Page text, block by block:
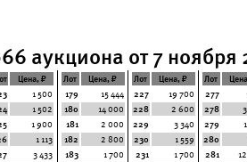
аукциона от 7 ноября
Цена, ₽
1 500
1 502
1 900
1 113
3 433
Лот
Цена, ₽
179
15 444
180
14 000
181
2 000
182
2 800
183
1 700
Лот
Цена, ₽
227
19 700
228
2 600
229
3 340
230
1 559
231
1 700
Лот
277
278
279
280
281